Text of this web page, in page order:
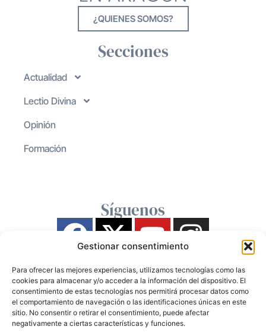
Gestionar consentimiento
Para ofrecer las mejores experiencias, utilizamos tecnologías como las
cookies para almacenar y/o acceder a la información del dispositivo. El
consentimiento de estas tecnologías nos permitirá procesar datos como
el comportamiento de navegación o las identificaciones únicas en este
sitio. No consentir o retirar el consentimiento, puede afectar
negativamente a ciertas características y funciones.
¿QUIENES SOMOS?
Secciones
Actualidad
Lectio Divina
Opinión
Formación
Síguenos